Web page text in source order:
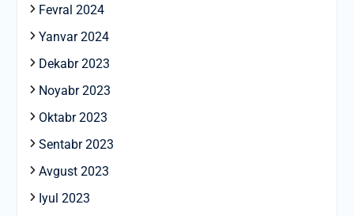
Fevral 2024
Yanvar 2024
Dekabr 2023
Noyabr 2023
Oktabr 2023
Sentabr 2023
Avgust 2023
Iyul 2023